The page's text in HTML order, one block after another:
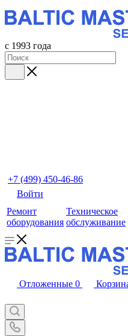
с 1993 года
+7 (499) 450-46-86
Войти
Ремонт
оборудования
Техническое
обслуживание
Отложенные 0